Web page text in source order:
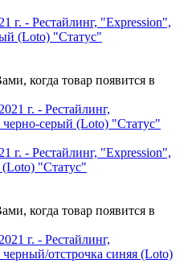
г. - Рестайлинг, "Expression",
(Loto) "Статус"
когда товар появится в
г. - Рестайлинг, "Expression",
(Loto) "Статус"
когда товар появится в